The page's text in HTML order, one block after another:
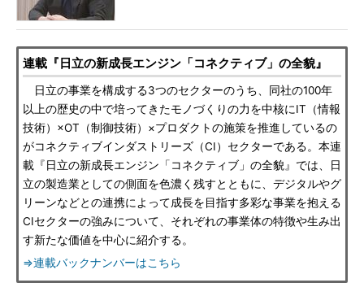
連載『日立の新成長エンジン「コネクティブ」の全貌』
日立の事業を構成する3つのセクターのうち、同社の100年
以上の歴史の中で培ってきたモノづくりの力を中核にIT（情報
技術）×OT（制御技術）×プロダクトの施策を推進しているの
がコネクティブインダストリーズ（CI）セクターである。本連
載『日立の新成長エンジン「コネクティブ」の全貌』では、日
立の製造業としての側面を色濃く残すとともに、デジタルやグ
リーンなどとの連携によって成長を目指す多彩な事業を抱える
CIセクターの強みについて、それぞれの事業体の特徴や生み出
す新たな価値を中心に紹介する。
⇒連載バックナンバーはこちら